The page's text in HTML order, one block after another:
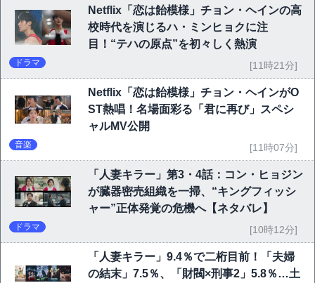
Netflix「恋は飴模様」チョン・ヘインの高
校時代を演じるハ・ミンヒョクに注
目！“テハの原点”を初々しく熱演
ドラマ [11時21分]
Netflix「恋は飴模様」チョン・ヘインがO
ST熱唱！名場面彩る「君に再び」スペシ
ャルMV公開
音楽 [11時07分]
「人妻キラー」第3・4話：コン・ヒョジン
が臓器密売組織を一掃、“キングフィッシ
ャー”正体発覚の危機へ【ネタバレ】
ドラマ [10時12分]
「人妻キラー」9.4％で二桁目前！「夫婦
の結末」7.5％、「財閥×刑事2」5.8％…土